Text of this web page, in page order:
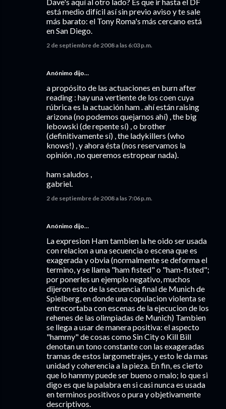
está medio difícil así sin previo aviso y te sale
más barato: el Tony Roma's más cercano está
en San Diego.
2 de septiembre de 2008 a las 6:03 p.m.
Anónimo dijo…
a propósito de las actuaciones en burn after
reading : hay una vertiente de los coen cuya
rúbrica es la actuación ham . ahí están raising
arizona (no podemos quejarnos ahí) , the big
lebowski (de repente sí) , o brother
(definitivamente sí) , the ladykillers (who
knows!) , y ahora ésta (nos reservamos la
opinión , no queremos estropear nada).
ham saludos ,
gabriel.
2 de septiembre de 2008 a las 7:06 p.m.
Anónimo dijo…
La expresion Ham tambien la he oido ser usada
con relacion a una secuencia o escena que es
exagerada y obvia (normalmente se deforma el
termino, y se llama "ham fisted" o "ham-fisted";
por ponerles un ejemplo negativo, muchos
dijeron esto de la secuencia final de Munich de
Spielberg, en donde una copulacion violenta se
entrecortaba con escenas de la ejecucion de los
rehenes de las olimpiadas de Munich) Tambien
se llega a usar de manera positiva: el aspecto
"hammy" de cosas como Sin City o Kill Bill
denotan un tono constante con las exageradas
tramas de estos largometrajes, y esto le da mas
unidad y coherencia a la pieza. En fin, es cierto
que lo hammy puede ser bueno o malo; lo que si
digo es que la palabra en si casi nunca es usada
en terminos positivos o pura y objetivamente
descriptivos.